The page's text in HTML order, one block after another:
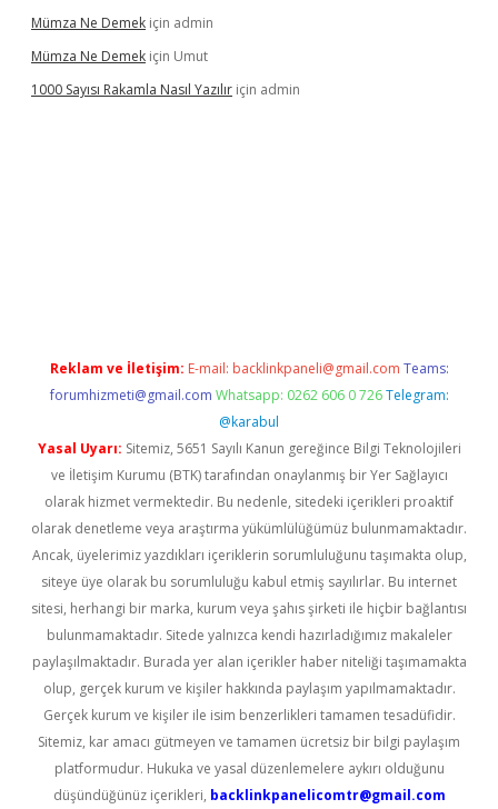
Mümza Ne Demek için admin
Mümza Ne Demek için Umut
1000 Sayısı Rakamla Nasıl Yazılır için admin
Reklam ve İletişim: E-mail: backlinkpaneli@gmail.com Teams:
forumhizmeti@gmail.com Whatsapp: 0262 606 0 726 Telegram:
@karabul
Yasal Uyarı: Sitemiz, 5651 Sayılı Kanun gereğince Bilgi Teknolojileri
ve İletişim Kurumu (BTK) tarafından onaylanmış bir Yer Sağlayıcı
olarak hizmet vermektedir. Bu nedenle, sitedeki içerikleri proaktif
olarak denetleme veya araştırma yükümlülüğümüz bulunmamaktadır.
Ancak, üyelerimiz yazdıkları içeriklerin sorumluluğunu taşımakta olup,
siteye üye olarak bu sorumluluğu kabul etmiş sayılırlar. Bu internet
sitesi, herhangi bir marka, kurum veya şahıs şirketi ile hiçbir bağlantısı
bulunmamaktadır. Sitede yalnızca kendi hazırladığımız makaleler
paylaşılmaktadır. Burada yer alan içerikler haber niteliği taşımamakta
olup, gerçek kurum ve kişiler hakkında paylaşım yapılmamaktadır.
Gerçek kurum ve kişiler ile isim benzerlikleri tamamen tesadüfidir.
Sitemiz, kar amacı gütmeyen ve tamamen ücretsiz bir bilgi paylaşım
platformudur. Hukuka ve yasal düzenlemelere aykırı olduğunu
düşündüğünüz içerikleri, backlinkpanelicomtr@gmail.com